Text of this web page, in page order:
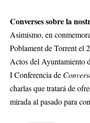
Converses sobre la
Asimismo, en
Poblament de Torrent el
Actos del Ayuntamiento
I Conferencia de
charlas que tratará de
mirada al pasado para